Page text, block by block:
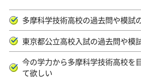
多摩科学技術高校の過去問や模試
東京都公立高校入試の過去問や模
今の学力から多摩科学技術高校を
て欲しい